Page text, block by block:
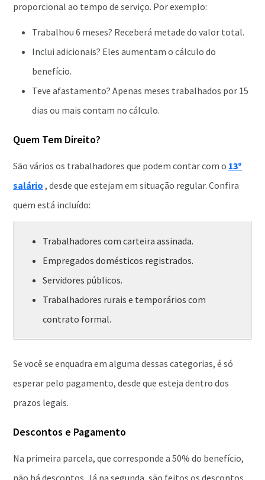
proporcional ao tempo de serviço. Por exemplo:
Trabalhou 6 meses? Receberá metade do valor total.
Inclui adicionais? Eles aumentam o cálculo do
benefício.
Teve afastamento? Apenas meses trabalhados por 15
dias ou mais contam no cálculo.
Quem Tem Direito?
São vários os trabalhadores que podem contar com o 13º
salário , desde que estejam em situação regular. Confira
quem está incluído:
Trabalhadores com carteira assinada.
Empregados domésticos registrados.
Servidores públicos.
Trabalhadores rurais e temporários com
contrato formal.
Se você se enquadra em alguma dessas categorias, é só
esperar pelo pagamento, desde que esteja dentro dos
prazos legais.
Descontos e Pagamento
Na primeira parcela, que corresponde a 50% do benefício,